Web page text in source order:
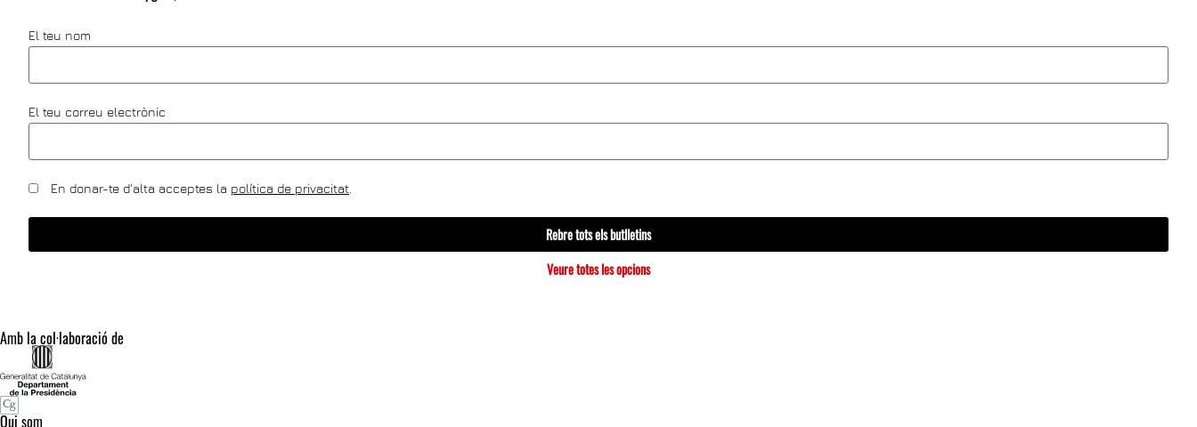
El teu nom
El teu correu electrònic
En donar-te d'alta acceptes la política de privacitat
Rebre tots els butlletins
Veure totes les opcions
Amb la col·laboració de
Qui som